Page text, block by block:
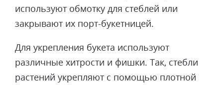
используют обмотку для стеблей или
закрывают их порт-букетницей.
Для укрепления букета используют
различные хитрости и фишки. Так, стебли
растений укрепляют с помощью плотной